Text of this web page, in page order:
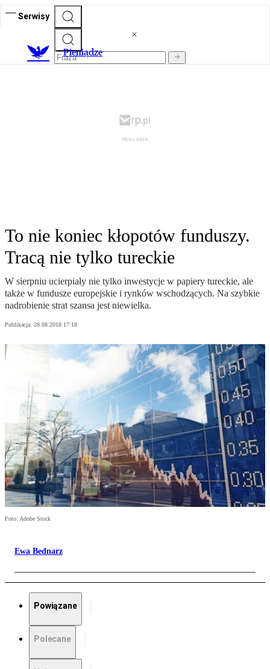
Serwisy
Pieniądze
To nie koniec kłopotów funduszy.
Tracą nie tylko tureckie
W sierpniu ucierpiały nie tylko inwestycje w papiery tureckie, ale
także w fundusze europejskie i rynków wschodzących. Na szybkie
nadrobienie strat szansa jest niewielka.
Publikacja: 28.08.2018 17:18
Foto: Adobe Stock
Ewa Bednarz
Powiązane
Polecane